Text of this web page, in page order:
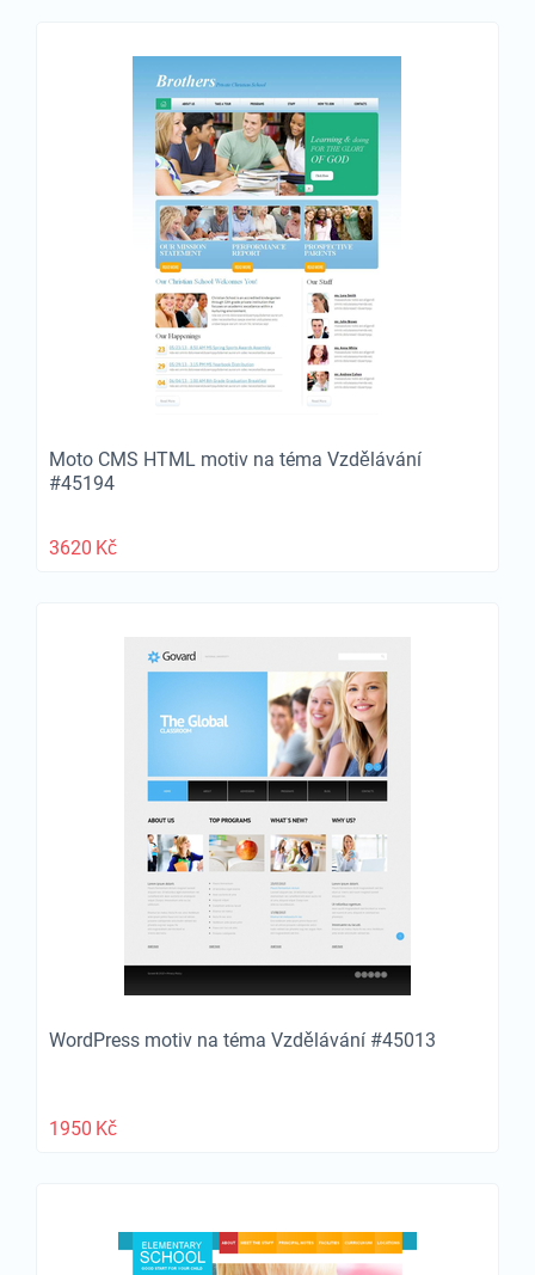
Moto CMS HTML motiv na téma Vzdělávání
#45194
3620 Kč
WordPress motiv na téma Vzdělávání #45013
1950 Kč